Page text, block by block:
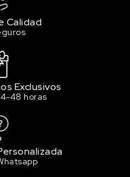
Calidad
Exclusivos
48 horas